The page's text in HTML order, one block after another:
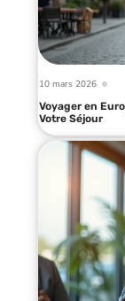
10 mars 2026
Voyager en
Votre Séjour